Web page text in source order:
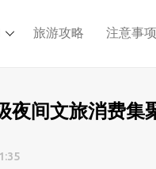
旅游攻略 注意事项
夜间文旅消费集